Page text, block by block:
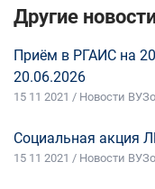
Другие
Приём в РГАИС на
20.06.2026
15 11 2021 / Новости
Социальная
15 11 2021 / Новости